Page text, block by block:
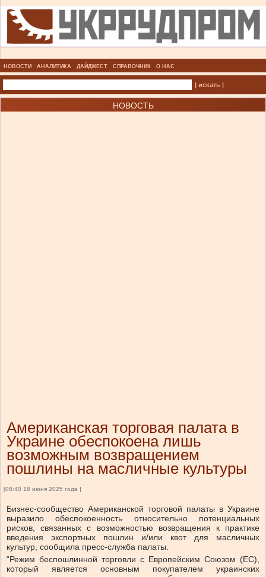
НОВОСТИ АНАЛИТИКА ДАЙДЖЕСТ СПРАВОЧНИК О НАС
| искать |
НОВОСТЬ
Американская торговая палата в
Украине обеспокоена лишь
возможным возвращением
пошлины на масличные культуры
[08:40 18 июня 2025 года ]
Бизнес-сообщество Американской торговой палаты в Украине
выразило обеспокоенность относительно потенциальных
рисков, связанных с возможностью возвращения к практике
введения экспортных пошлин и/или квот для масличных
культур, сообщила пресс-служба палаты.
“Режим беспошлинной торговли с Европейским Союзом (ЕС),
который является основным покупателем украинских